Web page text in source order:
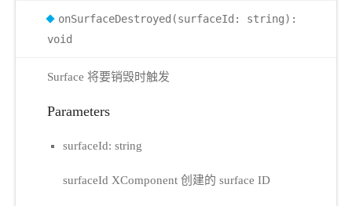
onSurfaceDestroyed(surfaceId: string):
void
Surface 将要销毁时触发
Parameters
surfaceId: string
surfaceId XComponent 创建的 surface ID